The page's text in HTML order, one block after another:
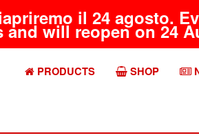
il 24 agosto.
will reopen on 24
PRODUCTS SHOP